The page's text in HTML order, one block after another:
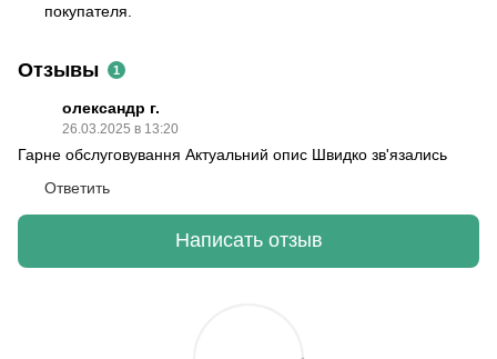
покупателя.
Отзывы 1
олександр г.
26.03.2025 в 13:20
Гарне обслуговування Актуальний опис Швидко зв'язались
Ответить
Написать отзыв